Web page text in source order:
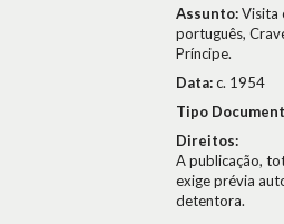
Assunto:Visita
português,
Príncipe.
Data:c. 1954
Tipo
Direitos:
A publicação,
exige prévia
detentora.